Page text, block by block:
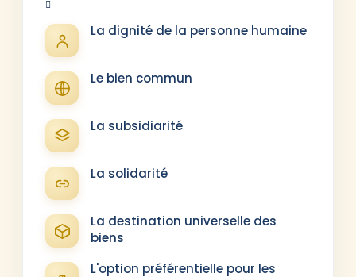
La dignité de la personne humaine
Le bien commun
La subsidiarité
La solidarité
La destination universelle des
biens
L'option préférentielle pour les